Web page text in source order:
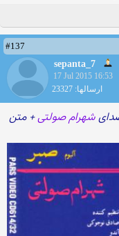
#137
sepanta_7
17 Jul 2015 16:53
ارسالها: 23327
شهرام صولتی+ متن